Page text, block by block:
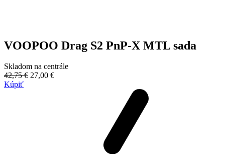
VOOPOO Drag S2 PnP-X MTL sada
Skladom na centrále
42,75 € 27,00 €
Kúpiť